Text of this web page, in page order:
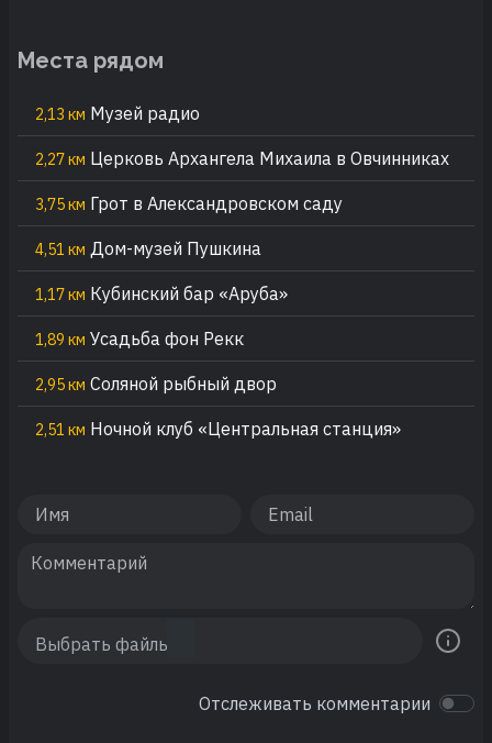
Места рядом
2,13 км Музей радио
2,27 км Церковь Архангела Михаила в Овчинниках
3,75 км Грот в Александровском саду
4,51 км Дом-музей Пушкина
1,17 км Кубинский бар «Аруба»
1,89 км Усадьба фон Рекк
2,95 км Соляной рыбный двор
2,51 км Ночной клуб «Центральная станция»
Отслеживать комментарии